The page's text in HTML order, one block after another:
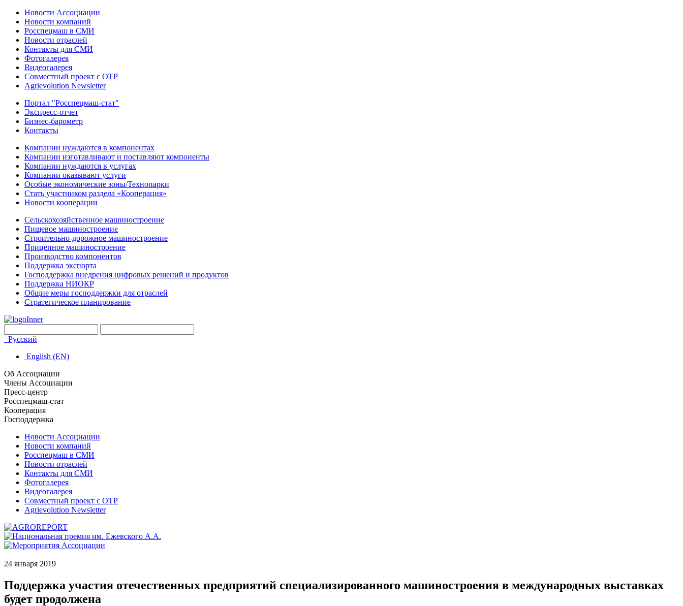
Новости Ассоциации
Новости компаний
Росспецмаш в СМИ
Новости отраслей
Контакты для СМИ
Фотогалерея
Видеогалерея
Совместный проект с ОТР
Agrievolution Newsletter
Портал "Росспецмаш-стат"
Экспресс-отчет
Бизнес-барометр
Контакты
Компании нуждаются в компонентах
Компании изготавливают и поставляют компоненты
Компании нуждаются в услугах
Компании оказывают услуги
Особые экономические зоны/Технопарки
Стать участником раздела «Кооперация»
Новости кооперации
Сельскохозяйственное машиностроение
Пищевое машиностроение
Строительно-дорожное машиностроение
Прицепное машиностроение
Производство компонентов
Поддержка экспорта
Господдержка внедрения цифровых решений и продуктов
Поддержка НИОКР
Общие меры господдержки для отраслей
Стратегическое планирование
Русский
English (EN)
Об Ассоциации
Члены Ассоциации
Пресс-центр
Росспецмаш-стат
Кооперация
Господдержка
Новости Ассоциации
Новости компаний
Росспецмаш в СМИ
Новости отраслей
Контакты для СМИ
Фотогалерея
Видеогалерея
Совместный проект с ОТР
Agrievolution Newsletter
24 января 2019
Поддержка участия отечественных предприятий специализированного машиностроения в международных выставках
будет продолжена